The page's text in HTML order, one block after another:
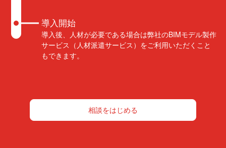
導入開始
導入後、人材が必要である場合は弊社のBIMモデル製作
サービス（人材派遣サービス）をご利用いただくこと
もできます。
相談をはじめる